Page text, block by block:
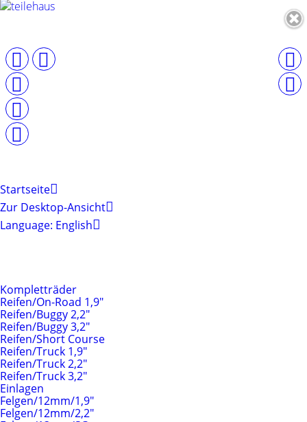
Startseite
Zur Desktop-Ansicht
Language: English
Kompletträder
Reifen/On-Road 1,9"
Reifen/Buggy 2,2"
Reifen/Buggy 3,2"
Reifen/Short Course
Reifen/Truck 1,9"
Reifen/Truck 2,2"
Reifen/Truck 3,2"
Einlagen
Felgen/12mm/1,9"
Felgen/12mm/2,2"